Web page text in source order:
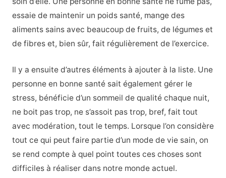
essaie de maintenir un poids santé, mange des
aliments sains avec beaucoup de fruits, de légumes et
de fibres et, bien sûr, fait régulièrement de l’exercice.
Il y a ensuite d’autres éléments à ajouter à la liste. Une
personne en bonne santé sait également gérer le
stress, bénéficie d’un sommeil de qualité chaque nuit,
ne boit pas trop, ne s’assoit pas trop, bref, fait tout
avec modération, tout le temps. Lorsque l’on considère
tout ce qui peut faire partie d’un mode de vie sain, on
se rend compte à quel point toutes ces choses sont
difficiles à réaliser dans notre monde actuel.